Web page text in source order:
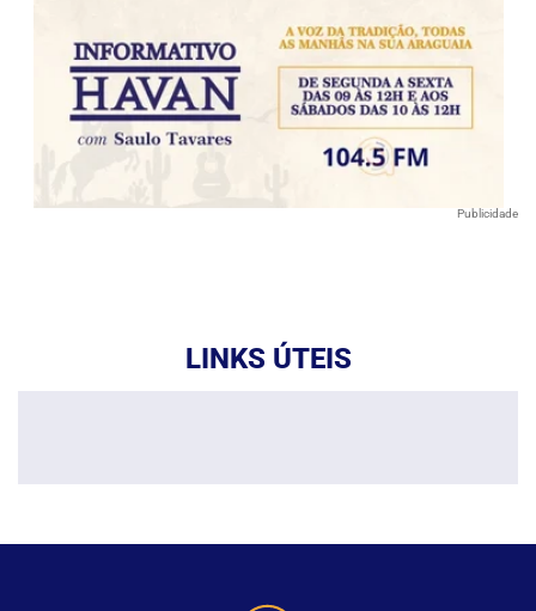
Publicidade
LINKS ÚTEIS